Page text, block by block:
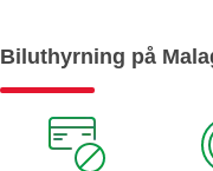
Biluthyrning på